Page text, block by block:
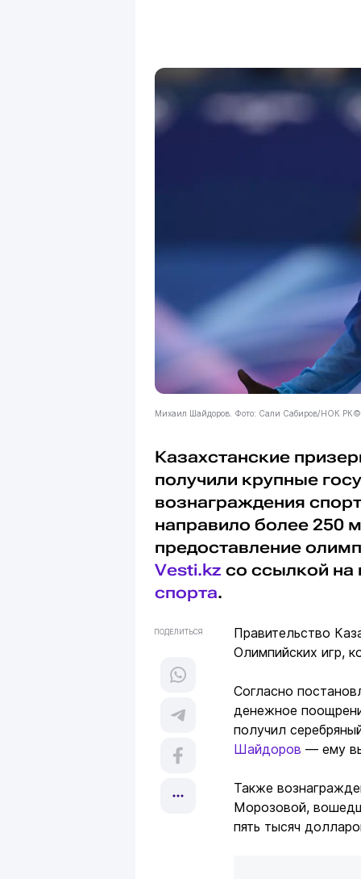
Михаил Шайдоров. Фото: Сали Сабиров/НОК РК©
Казахстанские
получили крупные
вознаграждения
направило более 250
предоставление
Vesti.kz со ссылкой на
спорта.
ПОДЕЛИТЬСЯ
Правительство
Олимпийских игр,
Согласно
денежное
получил
Шайдоров — ему
Также
Морозовой,
пять тысяч